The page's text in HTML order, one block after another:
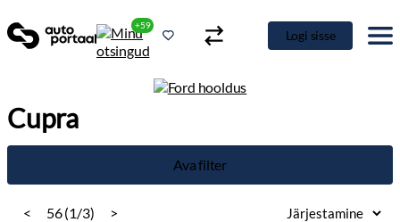
+59
Logi sisse
Cupra
Ava filter
< 56 (1/3) >